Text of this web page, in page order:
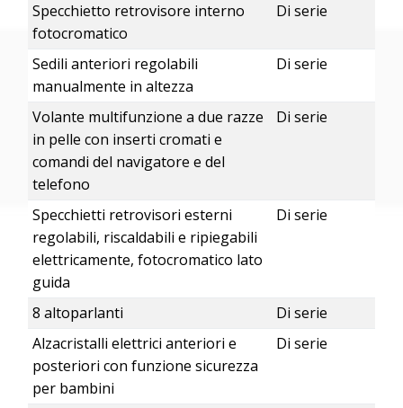
Specchietto retrovisore interno
fotocromatico
Di serie
Sedili anteriori regolabili
manualmente in altezza
Di serie
Volante multifunzione a due razze
in pelle con inserti cromati e
comandi del navigatore e del
telefono
Di serie
Specchietti retrovisori esterni
regolabili, riscaldabili e ripiegabili
elettricamente, fotocromatico lato
guida
Di serie
8 altoparlanti
Di serie
Alzacristalli elettrici anteriori e
posteriori con funzione sicurezza
per bambini
Di serie